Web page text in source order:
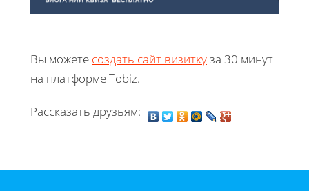
Вы можете создать сайт визиткуза 30 минут
на платформе Tobiz.
Рассказать друзьям: